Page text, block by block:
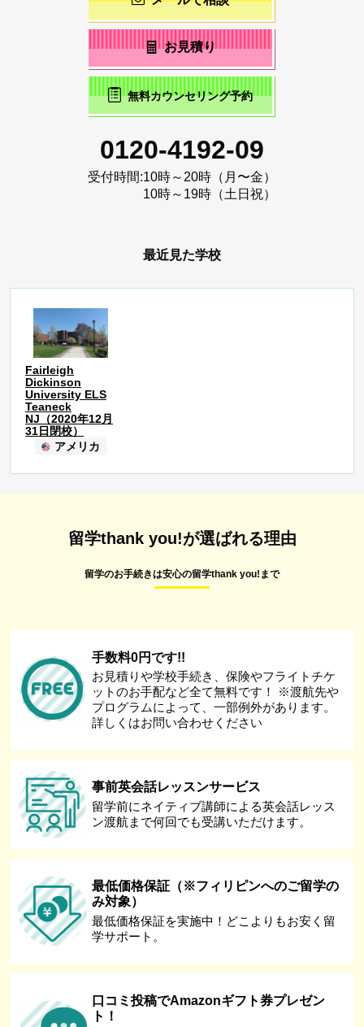
お見積り
無料カウンセリング予約
0120-4192-09
受付時間:10時～20時（月〜金）
10時～19時（土日祝）
最近見た学校
Fairleigh
Dickinson
University ELS
Teaneck
NJ（2020年12月
31日閉校）
アメリカ
留学thank you!が選ばれる理由
留学のお手続きは安心の留学thank you!まで
手数料0円です!!
お見積りや学校手続き、保険やフライトチケ
ットのお手配など全て無料です！ ※渡航先や
プログラムによって、一部例外があります。
詳しくはお問い合わせください
事前英会話レッスンサービス
留学前にネイティブ講師による英会話レッス
ン渡航まで何回でも受講いただけます。
最低価格保証（※フィリピンへのご留学の
み対象）
最低価格保証を実施中！どこよりもお安く留
学サポート。
口コミ投稿でAmazonギフト券プレゼン
ト！